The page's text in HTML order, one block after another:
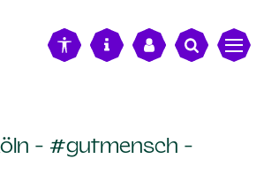
- #gutmensch -